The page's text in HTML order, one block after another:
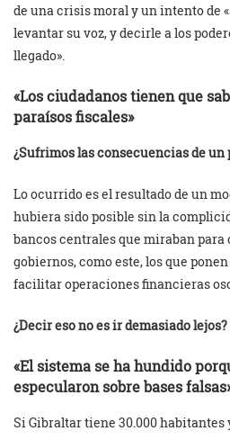
de una crisis moral y un intento de
levantar su voz, y decirle a los
llegado».
«Los ciudadanos tienen que
paraísos fiscales»
¿Sufrimos las consecuencias de un
Lo ocurrido es el resultado de un
hubiera sido posible sin la
bancos centrales que miraban para
gobiernos, como este, los que
facilitar operaciones financieras
¿Decir eso no es ir demasiado lejos?
«El sistema se ha hundido
especularon sobre bases
Si Gibraltar tiene 30.000 habitantes